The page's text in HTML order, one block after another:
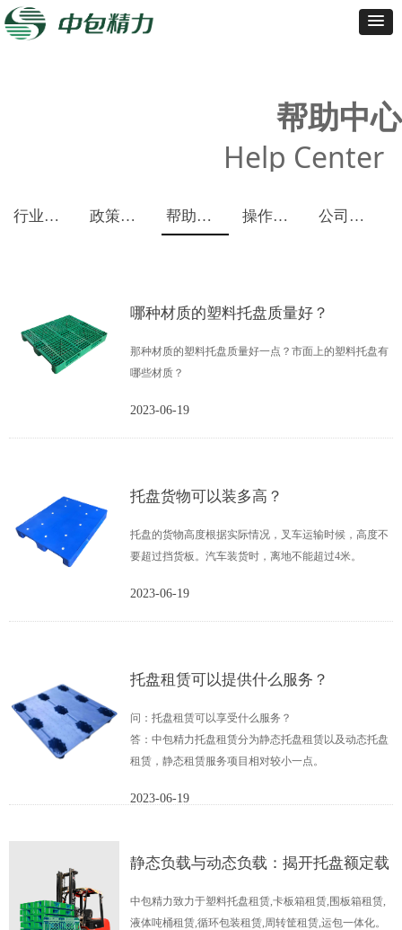
哪种材质的塑料托盘质量好？
那种材质的塑料托盘质量好一点？市面上的塑料托盘有
哪些材质？
2023-06-19
托盘货物可以装多高？
托盘的货物高度根据实际情况，叉车运输时候，高度不
要超过挡货板。汽车装货时，离地不能超过4米。
2023-06-19
托盘租赁可以提供什么服务？
问：托盘租赁可以享受什么服务？
答：中包精力托盘租赁分为静态托盘租赁以及动态托盘
租赁，静态租赁服务项目相对较小一点。
2023-06-19
静态负载与动态负载：揭开托盘额定载
荷的秘密
中包精力致力于塑料托盘租赁,卡板箱租赁,围板箱租赁,
液体吨桶租赁,循环包装租赁,周转筐租赁,运包一体化。
行业报告 帮助中心
政策解读 操作视频 公司新闻
帮助中心
Help Center